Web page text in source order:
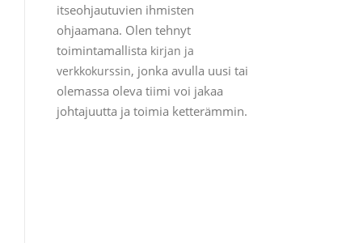
itseohjautuvien ihmisten
ohjaamana. Olen tehnyt
toimintamallista kirjan ja
verkkokurssin, jonka avulla uusi tai
olemassa oleva tiimi voi jakaa
johtajuutta ja toimia ketterämmin.